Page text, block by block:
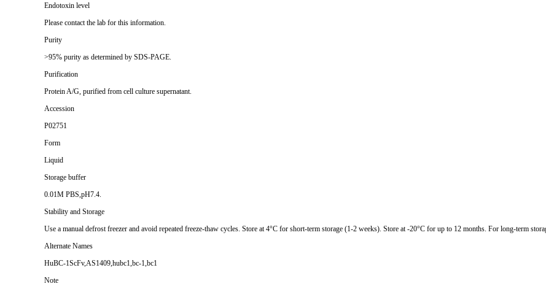
Endotoxin level
Please contact the lab for this information.
Purity
>95% purity as determined by SDS-PAGE.
Purification
Protein A/G, purified from cell culture supernatant.
Accession
P02751
Form
Liquid
Storage buffer
0.01M PBS,pH7.4.
Stability and Storage
Use a manual defrost freezer and avoid repeated freeze-thaw cycles. Store at 4°C for short-term storage (1-2 weeks). Store at -20°C for up to 12 months. For long-term
Alternate Names
HuBC-1ScFv,AS1409,hubc1,bc-1,bc1
Note